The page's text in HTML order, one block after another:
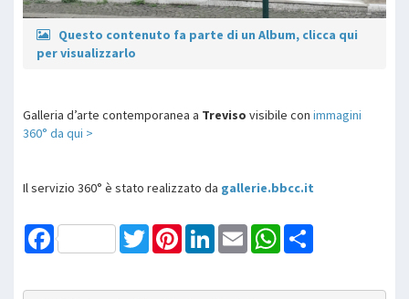
Questo contenuto fa parte di un Album, clicca qui
per visualizzarlo
Galleria d’arte contemporanea a Treviso visibile con immagini
360° da qui >
Il servizio 360° è stato realizzato da gallerie.bbcc.it
Facebook TwitterPinterestLinkedInEmail WhatsApp